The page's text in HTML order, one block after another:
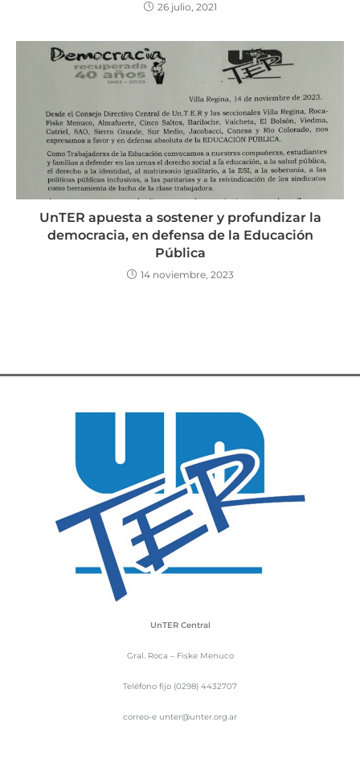
26 julio, 2021
UnTER apuesta a sostener y profundizar la
democracia, en defensa de la Educación
Pública
14 noviembre, 2023
UnTER Central
Gral. Roca – Fiske Menuco
Teléfono fijo (0298) 4432707
correo-e unter@unter.org.ar